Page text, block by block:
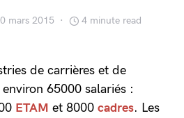
mars 2015 4 minute read
de carrières et de
65000 salariés :
ETAM et 8000 cadres. Les